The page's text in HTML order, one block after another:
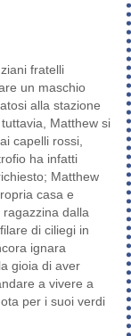
fratelli
un maschio
alla stazione
Matthew si
capelli rossi,
ha infatti
Matthew
casa e
dalla
di ciliegi in
ignara
gioia di aver
a vivere a
per i suoi verdi